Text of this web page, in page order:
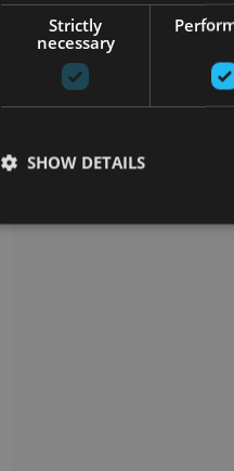
Strictly
necessary
SHOW DETAILS